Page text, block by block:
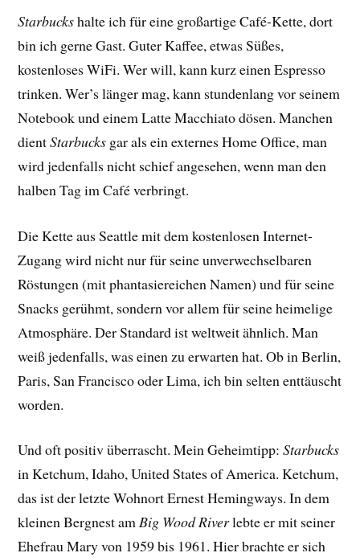
Starbuckshalte ich für eine großartige Café-Kette, dort
bin ich gerne Gast. Guter Kaffee, etwas Süßes,
kostenloses WiFi. Wer will, kann kurz einen Espresso
trinken. Wer’s länger mag, kann stundenlang vor seinem
Notebook und einem Latte Macchiato dösen. Manchen
dientStarbucks gar als ein externes Home Office, man
wird jedenfalls nicht schief angesehen, wenn man den
halben Tag im Café verbringt.
Die Kette aus Seattle mit dem kostenlosen Internet-
Zugang wird nicht nur für seine unverwechselbaren
Röstungen (mit phantasiereichen Namen) und für seine
Snacks gerühmt, sondern vor allem für seine heimelige
Atmosphäre. Der Standard ist weltweit ähnlich. Man
weiß jedenfalls, was einen zu erwarten hat. Ob in Berlin,
Paris, San Francisco oder Lima, ich bin selten enttäuscht
worden.
Und oft positiv überrascht. Mein Geheimtipp:Starbucks
in Ketchum, Idaho, United States of America. Ketchum,
das ist der letzte Wohnort Ernest Hemingways. In dem
kleinen Bergnest amBig Wood Riverlebte er mit seiner
Ehefrau Mary von 1959 bis 1961. Hier brachte er sich